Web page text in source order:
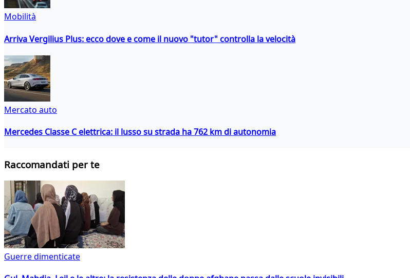
Mobilità
Arriva Vergilius Plus: ecco dove e come il nuovo "tutor" controlla la velocità
Mercato auto
Mercedes Classe C elettrica: il lusso su strada ha 762 km di autonomia
Raccomandati per te
Guerre dimenticate